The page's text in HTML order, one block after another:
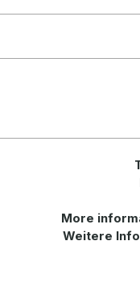
More
Weitere